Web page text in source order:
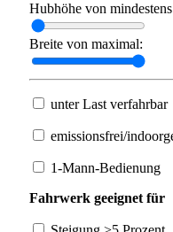
Hubhöhe von
Breite von maximal:
unter Last verfahrbar
emissionsfrei/
1-Mann-Bedienung
Fahrwerk geeignet für